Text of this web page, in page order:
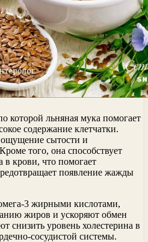
которой льняная мука помогает
содержание клетчатки.
ощущение сытости и
того, она способствует
в крови, что помогает
появление жажды
3 жирными кислотами,
жиров и ускоряют обмен
снизить уровень холестерина в
сосудистой системы.